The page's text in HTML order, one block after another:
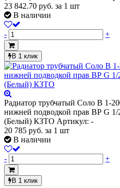
23 842.70 руб. за 1 шт
В наличии
- +
В 1 клик
Радиатор трубчатый Соло В 1-
нижней подводкой прав ВР G
(Белый) КЗТО Артикул: -
20 785 руб. за 1 шт
В наличии
- +
В 1 клик